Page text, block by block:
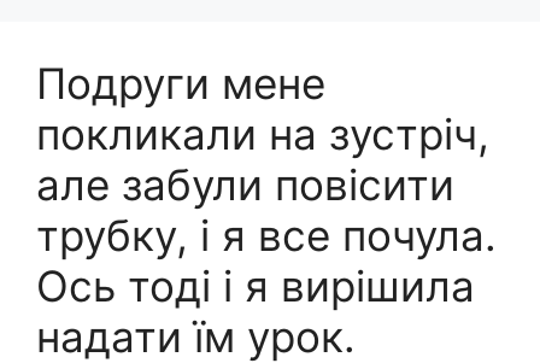
Подруги мене
покликали на зустріч,
але забули повісити
трубку, і я все почула.
Ось тоді і я вирішила
надати їм урок.